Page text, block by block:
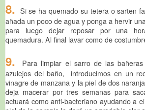
8. Si se ha quemado su tetera o sarten
añada un poco de agua y ponga a hervir
para luego dejar reposar por una
quemadura. Al final lavar como de
9.
Para limpiar el sarro de las
azulejos del baño, introducimos en un
vinagre de manzana y la piel de dos
deja macerar por tres semanas para
actuará como anti-bacteriano ayudando a